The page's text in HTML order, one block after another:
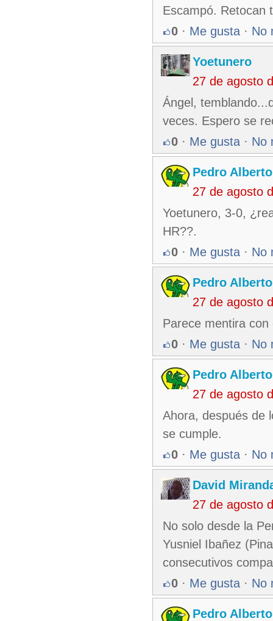
Escampó. Retocan
0 · Me gusta · No
Yoetunero
27 de agosto
Ángel,
veces. Espero se
0 · Me gusta · No
Pedro
27 de agosto
Yoetunero, 3-0,
HR??.
0 · Me gusta · No
Pedro
27 de agosto
Parece mentira con
0 · Me gusta · No
Pedro
27 de agosto
Ahora, después de
se cumple.
0 · Me gusta · No
David
27 de agosto
No solo desde la
Yusniel Ibañez
consecutivos
0 · Me gusta · No
Pedro